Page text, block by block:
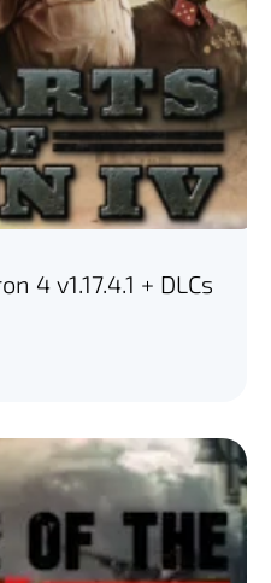
4 v1.17.4.1 + DLCs